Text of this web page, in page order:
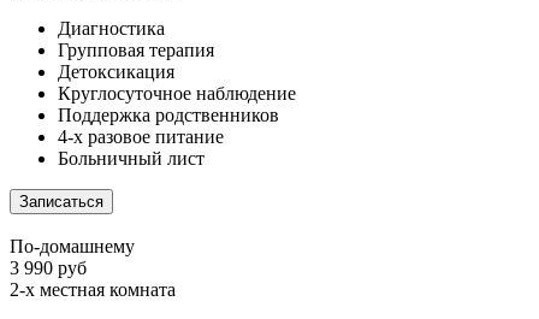
Диагностика
Групповая терапия
Детоксикация
Круглосуточное наблюдение
Поддержка родственников
4-х разовое питание
Больничный лист
Записаться
По-домашнему
3 990 руб
2-х местная комната